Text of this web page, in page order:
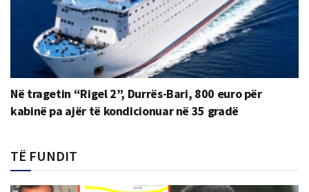
Në tragetin “Rigel 2”, Durrës-Bari, 800 euro për
kabinë pa ajër të kondicionuar në 35 gradë
TË FUNDIT